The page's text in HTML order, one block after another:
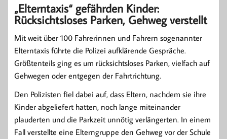
„Elterntaxis“ gefährden Kinder:
Rücksichtsloses Parken, Gehweg verstellt
Mit weit über 100 Fahrerinnen und Fahrern sogenannter
Elterntaxis führte die Polizei aufklärende Gespräche.
Größtenteils ging es um rücksichtsloses Parken, vielfach auf
Gehwegen oder entgegen der Fahrtrichtung.
Den Polizisten fiel dabei auf, dass Eltern, nachdem sie ihre
Kinder abgeliefert hatten, noch lange miteinander
plauderten und die Parkzeit unnötig verlängerten. In einem
Fall verstellte eine Elterngruppe den Gehweg vor der Schule